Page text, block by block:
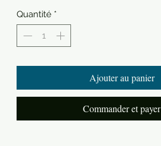
Quantité *
Ajouter au panier
Commander et payer